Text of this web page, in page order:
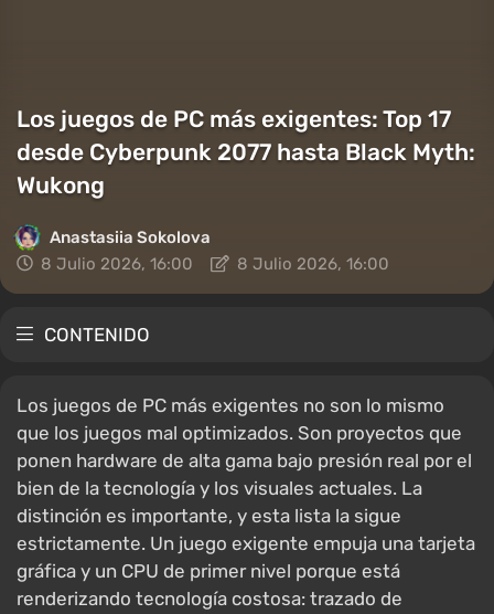
Los juegos de PC más exigentes: Top 17
desde Cyberpunk 2077 hasta Black Myth:
Wukong
Anastasiia Sokolova
8 Julio 2026, 16:00
8 Julio 2026, 16:00
CONTENIDO
Los juegos de PC más exigentes no son lo mismo
que los juegos mal optimizados. Son proyectos que
ponen hardware de alta gama bajo presión real por el
bien de la tecnología y los visuales actuales. La
distinción es importante, y esta lista la sigue
estrictamente. Un juego exigente empuja una tarjeta
gráfica y un CPU de primer nivel porque está
renderizando tecnología costosa: trazado de